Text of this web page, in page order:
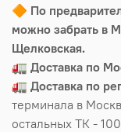
🔶 По
можно забрать в
Щелковская.
🚛 Доставка по
🚛 Доставка по
терминала в
остальных ТК -